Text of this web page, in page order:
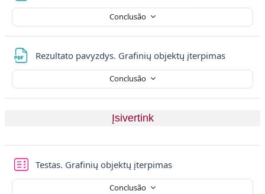
Conclusão
Rezultato pavyzdys. Grafinių objektų įterpimas
Conclusão
Įsivertink
Testas. Grafinių objektų įterpimasTeste
Conclusão